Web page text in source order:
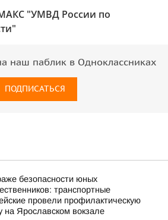
"УМВД России по
наш паблик в Одноклассниках
ПОДПИСАТЬСЯ
безопасности юных
транспортные
провели профилактическую
на Ярославском вокзале